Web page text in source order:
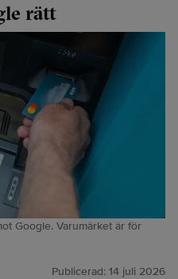
rätt
Google. Varumärket är för
Publicerad: 14 juli 2026